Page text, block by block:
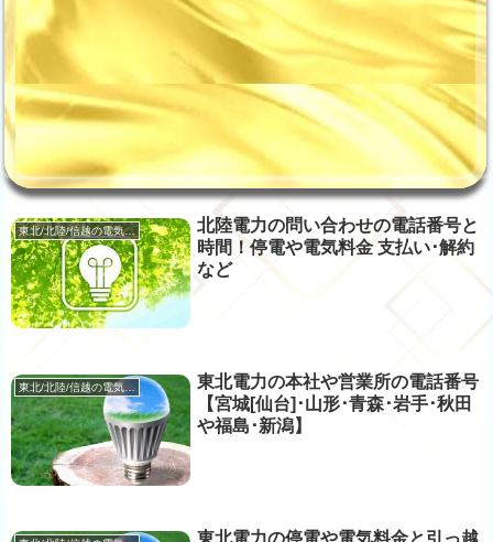
東北/北陸/信越の電気･ガス
北陸電力の問い合わせの電話番号と
時間！停電や電気料金 支払い･解約
など
東北/北陸/信越の電気･ガス
東北電力の本社や営業所の電話番号
【宮城[仙台]･山形･青森･岩手･秋田
や福島･新潟】